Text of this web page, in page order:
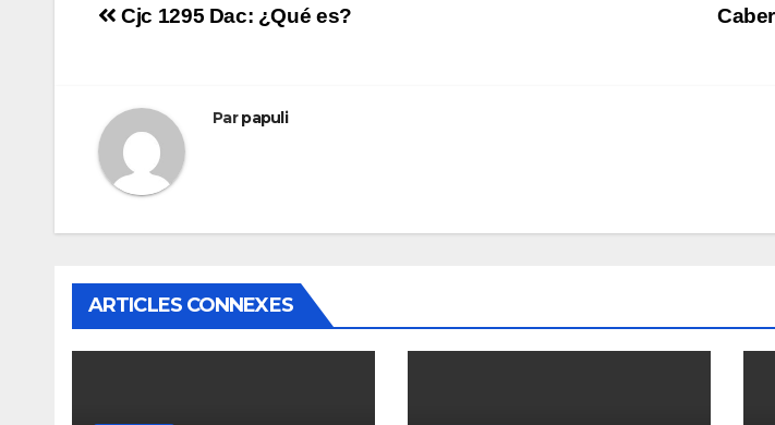
Navigation
l’article
Cjc 1295 Dac: ¿Qué es?
Parpapuli
ARTICLES CONNEXES